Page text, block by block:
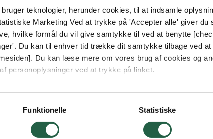
teknologier, herunder cookies, til at indsamle
Marketing Ved at trykke på 'Accepter alle' giver
hvilke formål du vil give samtykke til ved at benytte
Du kan til enhver tid trække dit samtykke tilbage ved
Du kan læse mere om vores brug af cookies og
personoplysninger ved at trykke på linket.
Google behandler personlige oplysninger
Funktionelle Statistiske